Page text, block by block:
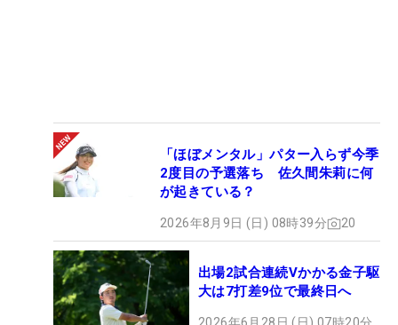
「ほぼメンタル」パター入らず今季
2度目の予選落ち 佐久間朱莉に何
が起きている？
2026年8月9日 (日) 08時39分 20
出場2試合連続Vかかる金子駆
大は7打差9位で最終日へ